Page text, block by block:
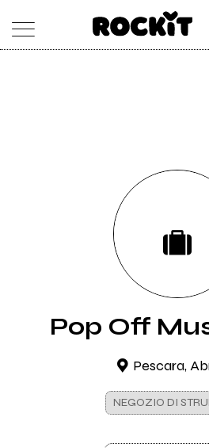
Pop Off
Pescara,
NEGOZIO DI